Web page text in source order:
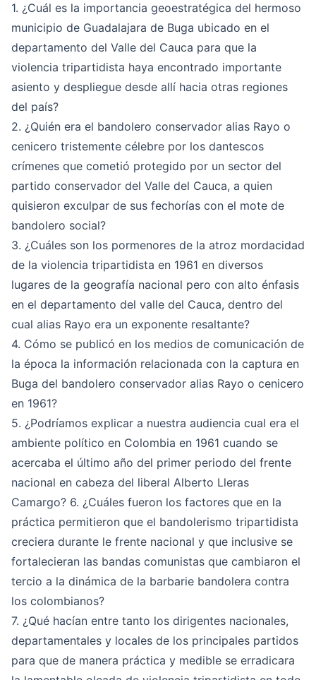
1. ¿Cuál es la importancia geoestratégica del hermoso
municipio de Guadalajara de Buga ubicado en el
departamento del Valle del Cauca para que la
violencia tripartidista haya encontrado importante
asiento y despliegue desde allí hacia otras regiones
del país?
2. ¿Quién era el bandolero conservador alias Rayo o
cenicero tristemente célebre por los dantescos
crímenes que cometió protegido por un sector del
partido conservador del Valle del Cauca, a quien
quisieron exculpar de sus fechorías con el mote de
bandolero social?
3. ¿Cuáles son los pormenores de la atroz mordacidad
de la violencia tripartidista en 1961 en diversos
lugares de la geografía nacional pero con alto énfasis
en el departamento del valle del Cauca, dentro del
cual alias Rayo era un exponente resaltante?
4. Cómo se publicó en los medios de comunicación de
la época la información relacionada con la captura en
Buga del bandolero conservador alias Rayo o cenicero
en 1961?
5. ¿Podríamos explicar a nuestra audiencia cual era el
ambiente político en Colombia en 1961 cuando se
acercaba el último año del primer periodo del frente
nacional en cabeza del liberal Alberto Lleras
Camargo? 6. ¿Cuáles fueron los factores que en la
práctica permitieron que el bandolerismo tripartidista
creciera durante le frente nacional y que inclusive se
fortalecieran las bandas comunistas que cambiaron el
tercio a la dinámica de la barbarie bandolera contra
los colombianos?
7. ¿Qué hacían entre tanto los dirigentes nacionales,
departamentales y locales de los principales partidos
para que de manera práctica y medible se erradicara